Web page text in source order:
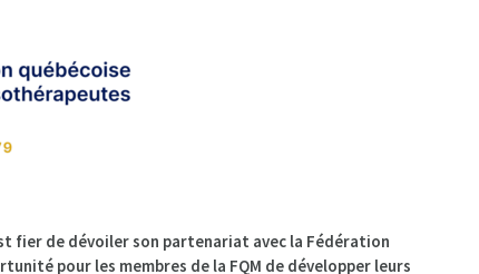
fier de dévoiler son partenariat avec la Fédération
pour les membres de la FQM de développer leurs